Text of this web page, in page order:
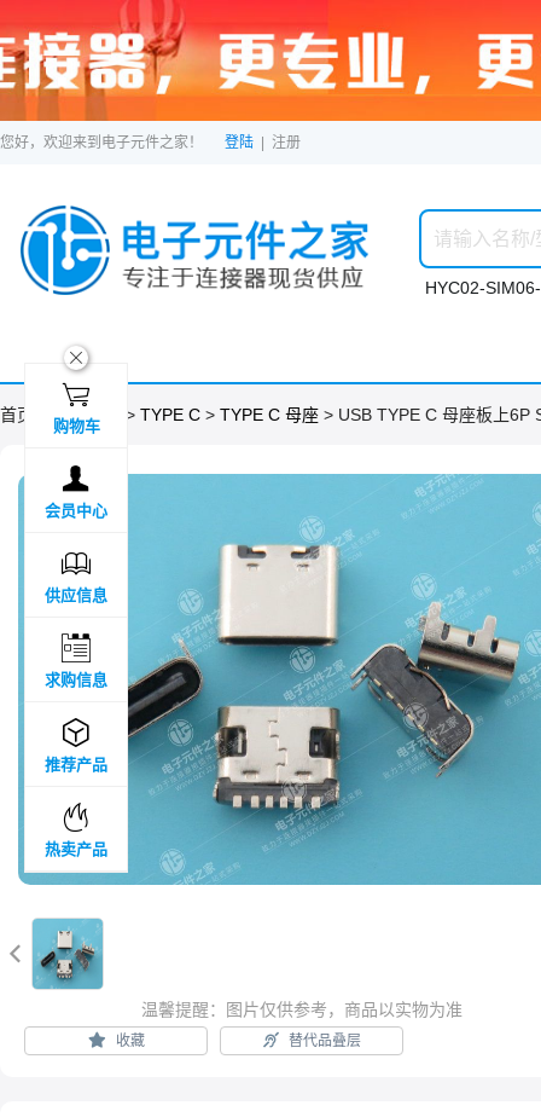
您好，欢迎来到电子元件之家！ 登陆 注册
HYC02-
首页 > 分类目录 > TYPE C > TYPE C 母座 > USB TYPE C 母座板上6P

温馨提醒：图片仅供参考，商品以实物为准
收藏 替代品叠层
ဆ

购物车

会员中心

供应信息

求购信息

推荐产品

热卖产品